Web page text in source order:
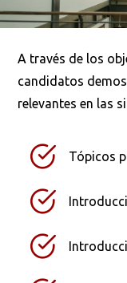
A través de los
candidatos
relevantes en las
Tópicos